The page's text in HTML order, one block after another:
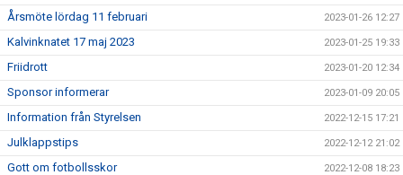
Årsmöte lördag 11 februari 2023-01-26 12:27
Kalvinknatet 17 maj 2023 2023-01-25 19:33
Friidrott 2023-01-20 12:34
Sponsor informerar 2023-01-09 20:05
Information från Styrelsen 2022-12-15 17:21
Julklappstips 2022-12-12 21:02
Gott om fotbollsskor 2022-12-08 18:23